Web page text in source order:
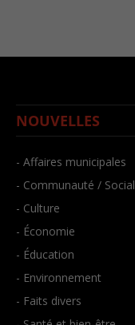
NOUVELLES
- Affaires municipales
- Communauté / Social
- Culture
- Économie
- Éducation
- Environnement
- Faits divers